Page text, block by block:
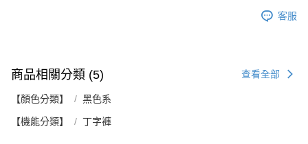
客服
商品相關分類 (5) 查看全部
【顏色分類】 黑色系
【機能分類】 丁字褲